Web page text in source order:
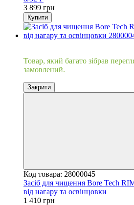
3 899 грн
Купити
Товар, який багато зібрав
замовлений.
Закрити
Код товара: 28000045
Засіб для чищення Bore Tech
від нагару та освінцовки
1 410 грн